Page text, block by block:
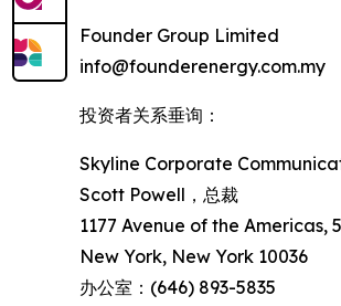
Founder Group Limited
info@founderenergy.com.my
投资者关系垂询：
Skyline Corporate
Scott Powell，总裁
1177 Avenue of the Americas,
New York, New York 10036
办公室：(646) 893-5835